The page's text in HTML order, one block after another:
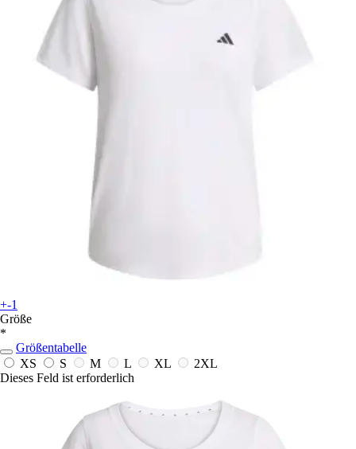
+-1
Größe
*
Größentabelle
XS
S M L XL
2XL
Dieses Feld ist erforderlich